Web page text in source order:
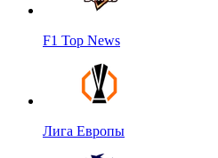
F1 Top News
Лига Европы